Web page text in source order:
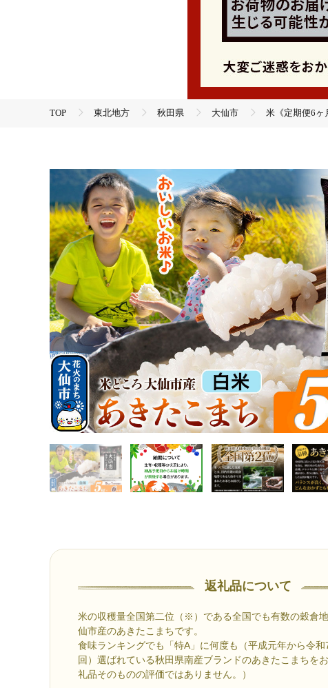
TOP 東北地方 秋田県 大仙市
米《定期便6ヶ
米《定期便6ヶ月》あきたこまち【白米】 米どころ秋田県大仙市産
TOP
定期便
米(定期便)
米《定期便6ヶ月》あきたこまち【白米】 米どころ秋田県大仙市産
仙市]
返礼品について
米の収穫量全国第二位（※）である全国でも有数の穀倉
仙市産のあきたこまちです。
食味ランキングでも「特A」に何度も（平成元年から令
回）選ばれている秋田県南産ブランドのあきたこまちを
礼品そのものの評価ではありません。）